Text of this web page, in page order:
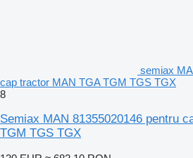
semiax
cap tractor MAN TGA TGM TGS TGX
8
Semiax MAN 81355020146 pentru
TGM TGS TGX